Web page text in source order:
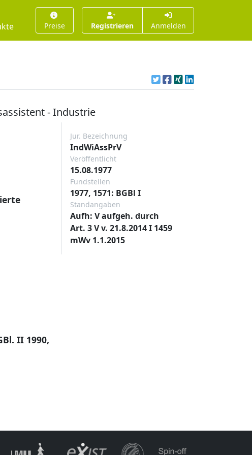
Preise Registrieren Anmelden
- Industrie
II 1990,
Jur. Bezeichnung
IndWiAssPrV
Veröffentlicht
15.08.1977
Fundstellen
1977, 1571: BGBl I
Standangaben
Aufh: V aufgeh. durch
Art. 3 V v. 21.8.2014 I 1459
mWv 1.1.2015